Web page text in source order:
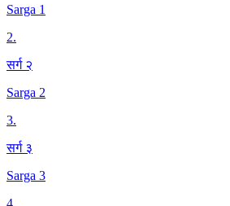
Sarga 1
2.
सर्ग २
Sarga 2
3.
सर्ग ३
Sarga 3